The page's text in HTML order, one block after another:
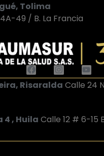
Tolima
49 / B. La Francia
Risaralda Calle 24
4 , Huila Calle 12 # 6-15